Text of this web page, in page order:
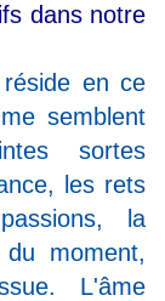
dans notre
en ce
semblent
sortes
les rets
la
moment,
L'âme